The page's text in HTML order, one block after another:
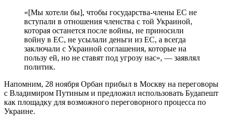
«[Мы хотели бы], чтобы государства-члены ЕС не
вступали в отношения членства с той Украиной,
которая останется после войны, не приносили
войну в ЕС, не усылали деньги из ЕС, а всегда
заключали с Украиной соглашения, которые на
пользу ей, но не ставят под угрозу нас», — заявлял
политик.
Напомним, 28 ноября Орбан прибыл в Москву на переговоры
с Владимиром Путиным и предложил использовать Будапешт
как площадку для возможного переговорного процесса по
Украине.